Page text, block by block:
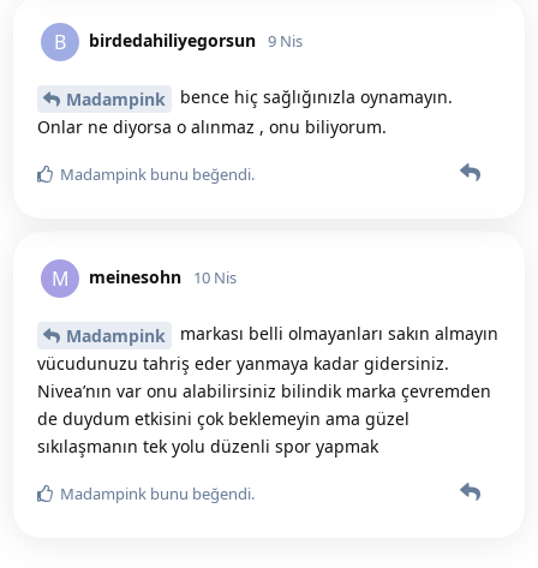
B birdedahiliyegorsun 9 Nis
Madampink
bence hiç sağlığınızla oynamayın.
Onlar ne diyorsa o alınmaz , onu biliyorum.
Madampink bunu beğendi.
M meinesohn 10 Nis
Madampink
markası belli olmayanları sakın almayın
vücudunuzu tahriş eder yanmaya kadar gidersiniz.
Nivea’nın var onu alabilirsiniz bilindik marka çevremden
de duydum etkisini çok beklemeyin ama güzel
sıkılaşmanın tek yolu düzenli spor yapmak
Madampink bunu beğendi.